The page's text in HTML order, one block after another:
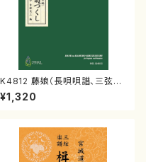
K4812 藤娘（長唄唄譜、三弦譜/
杵屋彌之介(青柳茂三）/青柳三
絃楽譜）
¥1,320